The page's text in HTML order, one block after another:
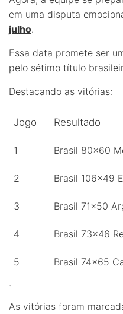
em uma disputa
julho.
Essa data promete ser
pelo sétimo título
Destacando as vitórias:
Jogo Resultado
1 Brasil 80×60
2 Brasil 106×49
3 Brasil 71×50
4 Brasil 73×46
5
Brasil 74×65
.
As vitórias foram